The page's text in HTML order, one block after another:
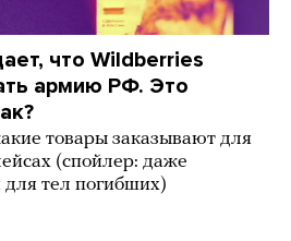
что Wildberries
армию РФ. Это
товары заказывают для
(спойлер: даже
тел погибших)